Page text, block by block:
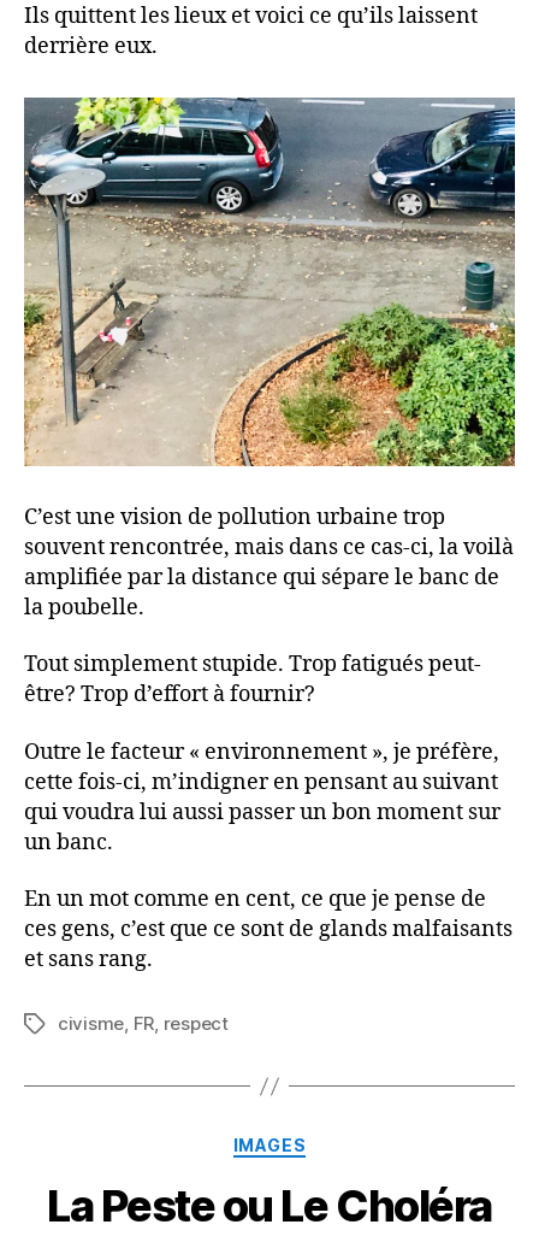
Ils quittent les lieux et voici ce qu’ils laissent
derrière eux.
C’est une vision de pollution urbaine trop
souvent rencontrée, mais dans ce cas-ci, la voilà
amplifiée par la distance qui sépare le banc de
la poubelle.
Tout simplement stupide. Trop fatigués peut-
être? Trop d’effort à fournir?
Outre le facteur « environnement », je préfère,
cette fois-ci, m’indigner en pensant au suivant
qui voudra lui aussi passer un bon moment sur
un banc.
En un mot comme en cent, ce que je pense de
ces gens, c’est que ce sont de glands malfaisants
et sans rang.
Tagscivisme, FR, respect
Categories
IMAGES
La Peste ou Le Choléra